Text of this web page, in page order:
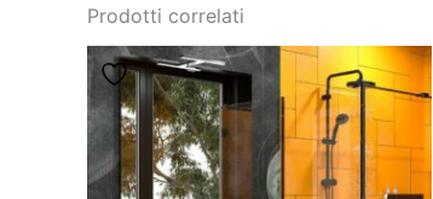
Prodotti correlati